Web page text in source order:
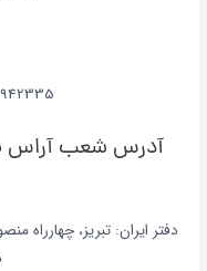
آدرس شعب آراس
دفتر ایران: تبریز، چهارراه